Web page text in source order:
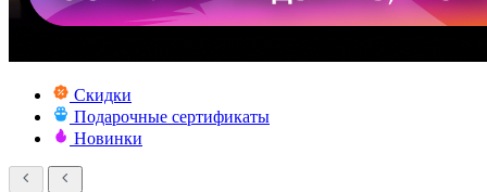
Скидки
Подарочные сертификаты
Новинки